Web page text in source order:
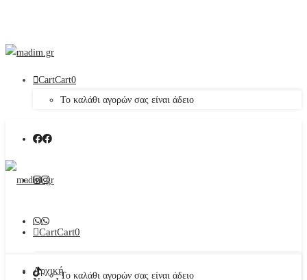
CartCart0
Το καλάθι αγορών σας είναι άδειο
CartCart0
Το καλάθι αγορών σας είναι άδειο
Αρχική